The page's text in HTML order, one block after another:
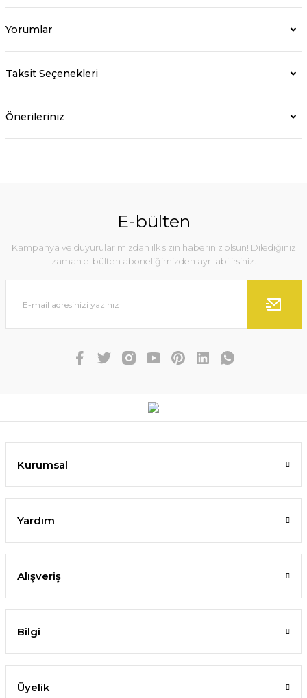
Yorumlar
Taksit Seçenekleri
Önerileriniz
E-bülten
Kampanya ve duyurularımızdan ilk sizin haberiniz olsun! Dilediğiniz
zaman e-bülten aboneliğimizden ayrılabilirsiniz.
Kurumsal
Yardım
Alışveriş
Bilgi
Üyelik